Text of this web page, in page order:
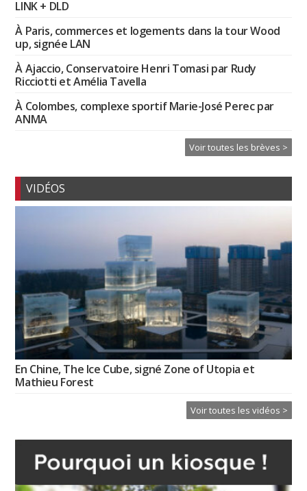
LINK + DLD
À Paris, commerces et logements dans la tour Wood
up, signée LAN
À Ajaccio, Conservatoire Henri Tomasi par Rudy
Ricciotti et Amélia Tavella
À Colombes, complexe sportif Marie-José Perec par
ANMA
Voir toutes les brèves >
VIDÉOS
En Chine, The Ice Cube, signé Zone of Utopia et
Mathieu Forest
Voir toutes les vidéos >